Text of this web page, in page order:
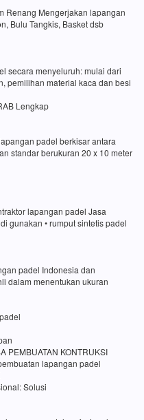
Renang Mengerjakan lapangan
Bulu Tangkis, Basket dsb
secara menyeluruh: mulai dari
pemilihan material kaca dan besi
Lengkap
padel berkisar antara
standar berukuran 20 x 10 meter
lapangan padel Jasa
gunakan • rumput sintetis padel
padel Indonesia dan
dalam menentukan ukuran
PEMBUATAN KONTRUKSI
lapangan padel
Solusi